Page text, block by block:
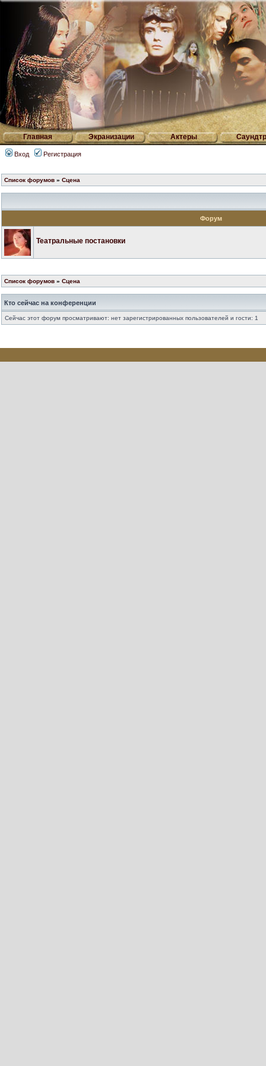
Главная Экранизации Актеры
Вход Регистрация
Список форумов » Сцена
Форум
Театральные постановки
Список форумов » Сцена
Кто сейчас на конференции
Сейчас этот форум просматривают: нет зарегистрированных пользователей и гости: 1